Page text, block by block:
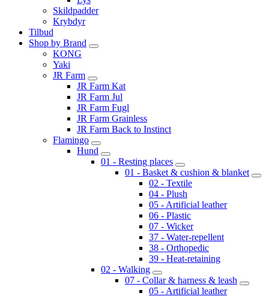
Skildpadder
Krybdyr
Tilbud
Shop by Brand
KONG
Yaki
JR Farm
JR Farm Kat
JR Farm Jul
JR Farm Fugl
JR Farm Grainless
JR Farm Back to Instinct
Flamingo
Hund
01 - Resting places
01 - Basket & cushion & blanket
02 - Textile
04 - Plush
05 - Artificial leather
06 - Plastic
07 - Wicker
37 - Water-repellent
38 - Orthopedic
39 - Heat-retaining
02 - Walking
07 - Collar & harness & leash
05 - Artificial leather